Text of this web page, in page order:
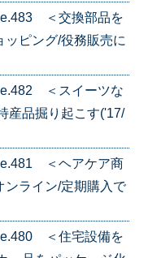
＜交換部品を
ピング/役務販売に
＜スイーツな
産品掘り起こす('17/
＜ヘアケア商
ンライン/定期購入で
＜住宅設備を